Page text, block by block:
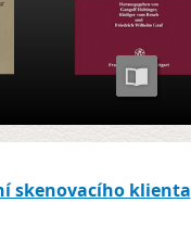
skenovacího klienta